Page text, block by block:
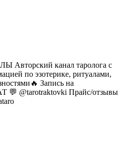
Авторский канал таролога с
по эзотерике, ритуалами,
Запись на
💬 @tarotraktovki Прайс/отзывы